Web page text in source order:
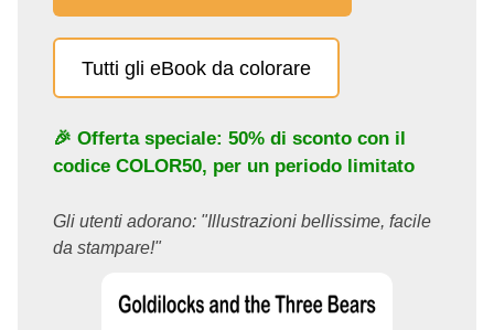
Tutti gli eBook da colorare
🎉 Offerta speciale: 50% di sconto con il
codice COLOR50, per un periodo limitato
Gli utenti adorano: "Illustrazioni bellissime, facile
da stampare!"